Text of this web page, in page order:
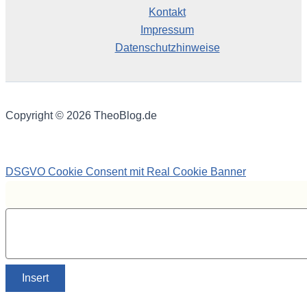
Kontakt
Impressum
Datenschutzhinweise
Copyright © 2026 TheoBlog.de
DSGVO Cookie Consent mit Real Cookie Banner
Insert